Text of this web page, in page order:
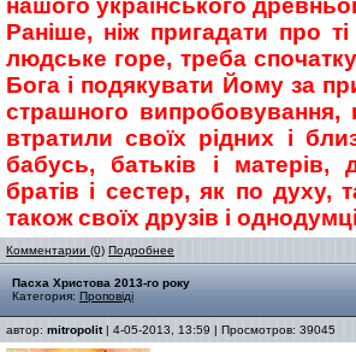
нашого українського
Раніше, ніж пригадати про
людське горе, треба
Бога і подякувати Йому за
страшного випробовування,
втратили своїх рідних і
бабусь, батьків і матерів,
братів і сестер, як по духу,
також своїх друзів і
Комментарии (0) Подробнее
Пасха Христова 2013-го року
Категория: Проповіді
автор: mitropolit| 4-05-2013, 13:59 | Просмотров: 39045